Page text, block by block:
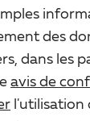
des
dans les
avis de
l'utilisation